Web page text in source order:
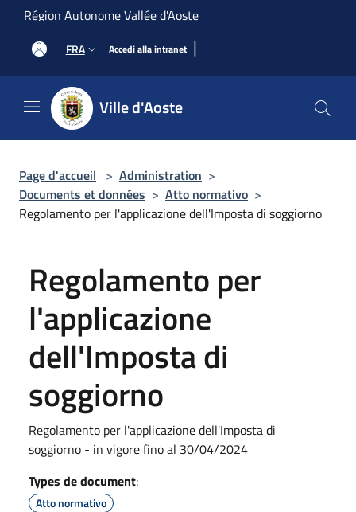
Salta al contenuto principale
Région Autonome Vallée d'Aoste
FRA Accedi alla intranet |
Ville d'Aoste
Page d'accueil > Administration >
Documents et données > Atto normativo >
Regolamento per l'applicazione dell'Imposta di soggiorno
Regolamento per
l'applicazione
dell'Imposta di
soggiorno
Regolamento per l'applicazione dell'Imposta di
soggiorno - in vigore fino al 30/04/2024
Types de document:
Atto normativo